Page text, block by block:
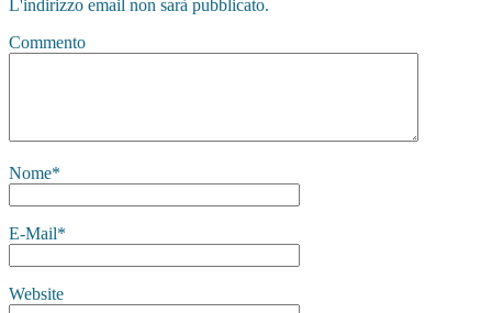
L'indirizzo email non sarà pubblicato.
Commento
Nome*
E-Mail*
Website